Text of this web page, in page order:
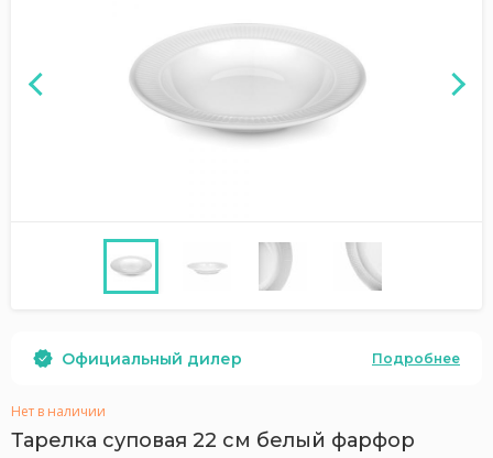
Официальный дилер Подробнее
Нет в наличии
Тарелка суповая 22 см белый фарфор